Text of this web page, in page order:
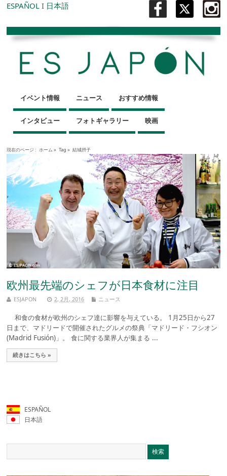
ESPAÑOL I 日本語
イベント情報 ニュース おすすめ情報
インタビュー フォトギャラリー 映画
現在のページ : ホーム » Tag » 結城摂子
欧州最先端のシェフが日本食材に注目
ESJAPON 2, 2月, 2016 ニュース
和食の食材が欧州のシェフ達に影響を与えている。 1月25日から27
日まで、マドリードで開催されたグルメの祭典「マドリード・フシオン
(Madrid Fusión)」。 食に関する業界人が集まる ...
続きはこちら »
ESPAÑOL
日本語